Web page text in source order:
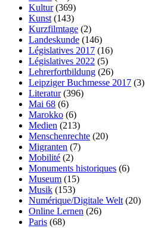
Kultur(369)
Kunst (143)
Kurzfilmtage (2)
Landeskunde (146)
Législatives 2017 (16)
Législatives 2022 (5)
Lehrerfortbildung (26)
Leipziger Buchmesse 2017 (3)
Literatur(396)
Mai 68 (6)
Marokko (6)
Medien (213)
Menschenrechte (20)
Migranten (7)
Mobilité (2)
Monuments historiques (6)
Museum (15)
Musik (153)
Numérique/Digitale Welt (20)
Online Lernen (26)
Paris (68)